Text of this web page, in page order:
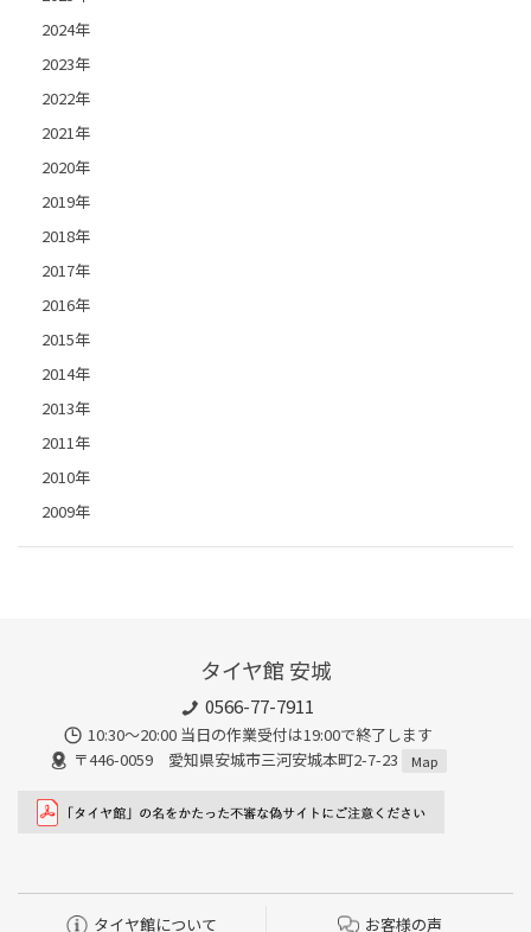
2024年
2023年
2022年
2021年
2020年
2019年
2018年
2017年
2016年
2015年
2014年
2013年
2011年
2010年
2009年
タイヤ館 安城
0566-77-7911
10:30〜20:00 当日の作業受付は19:00で終了します
〒446-0059 愛知県安城市三河安城本町2-7-23
Map
タイヤ館について お客様の声